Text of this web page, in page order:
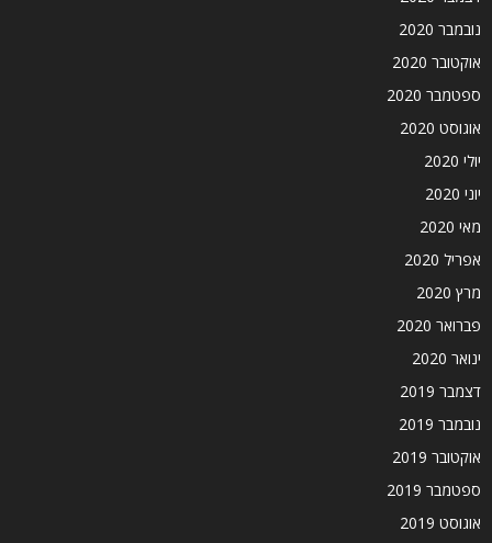
נובמבר 2020
אוקטובר 2020
ספטמבר 2020
אוגוסט 2020
יולי 2020
יוני 2020
מאי 2020
אפריל 2020
מרץ 2020
פברואר 2020
ינואר 2020
דצמבר 2019
נובמבר 2019
אוקטובר 2019
ספטמבר 2019
אוגוסט 2019